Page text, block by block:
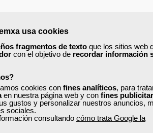
usa cookies
fragmentos de texto que los sitios web
con el objetivo de recordar información
cookies con fines analíticos, para
en nuestra página web y con fines
gustos y personalizar nuestros anuncios,
sociales.
consultando cómo trata Google la
y planificación de los servicios de
en el servicio del transporte en la